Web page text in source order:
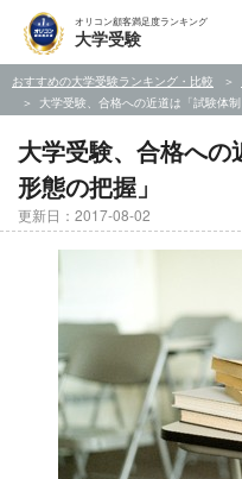
オリコン顧客満足度ランキング
大学受験
おすすめの大学受験ランキング・比較
大学受験、合格への近道は「試験体制
大学受験、合格へ
形態の把握」
更新日：2017-08-02